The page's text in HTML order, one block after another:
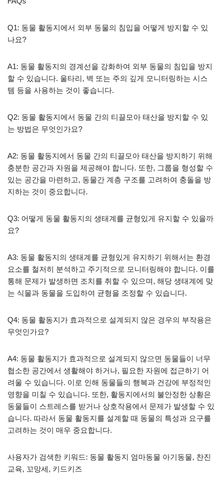
Q1: 동물 활동지에서 외부 동물의 침입을 어떻게 방지할 수 있
나요?
A1: 동물 활동지의 경계선을 강화하여 외부 동물의 침입을 방지
할 수 있습니다. 울타리, 벽 또는 주의 깊게 모니터링하는 시스
템 등을 사용하는 것이 좋습니다.
Q2: 동물 활동지에서 동물 간의 티끌모아 태산을 방지할 수 있
는 방법은 무엇인가요?
A2: 동물 활동지에서 동물 간의 티끌모아 태산을 방지하기 위해
충분한 공간과 자원을 제공해야 합니다. 또한, 그룹을 형성할 수
있는 공간을 마련하고, 동물간 계층 구조를 고려하여 충돌을 방
지하는 것이 중요합니다.
Q3: 어떻게 동물 활동지의 생태계를 균형있게 유지할 수 있을까
요?
A3: 동물 활동지의 생태계를 균형있게 유지하기 위해서는 환경
요소를 철저히 분석하고 주기적으로 모니터링해야 합니다. 이를
통해 문제가 발생하면 조치를 취할 수 있으며, 해당 생태계에 맞
는 식물과 동물을 도입하여 균형을 조정할 수 있습니다.
Q4: 동물 활동지가 효과적으로 설계되지 않은 경우의 부작용은
무엇인가요?
A4: 동물 활동지가 효과적으로 설계되지 않으면 동물들이 너무
협소한 공간에서 생활해야 하거나, 필요한 자원에 접근하기 어
려울 수 있습니다. 이로 인해 동물들의 행복과 건강에 부정적인
영향을 미칠 수 있습니다. 또한, 활동지에서의 불안정한 상황은
동물들이 스트레스를 받거나 상호작용에서 문제가 발생할 수 있
습니다. 따라서 동물 활동지를 설계할 때 동물의 특성과 요구를
고려하는 것이 매우 중요합니다.
사용자가 검색한 키워드: 동물 활동지 엄마동물 아기동물, 찬진
교육, 꼬망세, 키드키즈